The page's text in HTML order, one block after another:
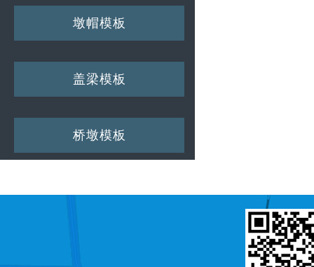
墩帽模板
盖梁模板
桥墩模板